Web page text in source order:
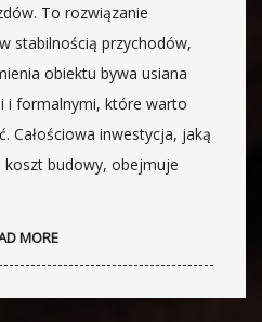
To rozwiązanie
stabilnością przychodów,
obiektu bywa usiana
i formalnymi, które warto
Całościowa inwestycja, jaką
budowy, obejmuje
MORE